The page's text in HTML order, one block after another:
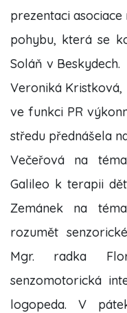
prezentaci
pohybu, která se
Soláň v
Veroniká
ve funkci PR
středu přednášela
Večeřová na
Galileo k terapii
Zemánek na
rozumět
Mgr. radka
senzomotorická
logopeda. V